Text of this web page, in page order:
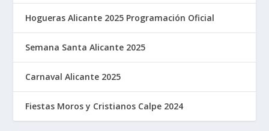
Hogueras Alicante 2025 Programación Oficial
Semana Santa Alicante 2025
Carnaval Alicante 2025
Fiestas Moros y Cristianos Calpe 2024